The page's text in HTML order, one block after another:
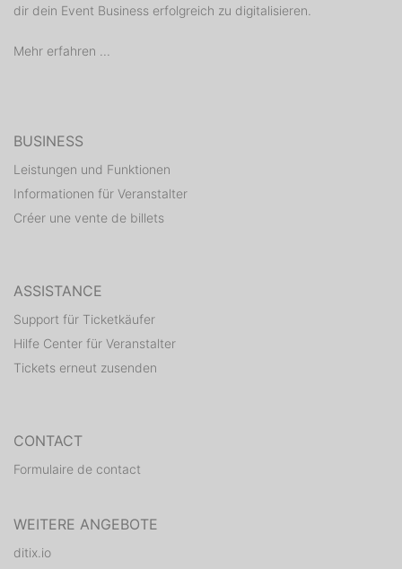
schnappt!
Wir haben 20 Freikarten für den Abend!
m.me/RonjaDnallo
via INSTAGRAM:
ronja_dnallo
Bitte nutzt ausschließlich das Formular deutscher
Diskotheken:
Check die Infos auf
fulda.de/infos/jobs
dir dein Event Business erfolgreich zu digitalisieren.
Mehr erfahren ...
BUSINESS
Leistungen und Funktionen
Informationen für Veranstalter
Créer une vente de billets
ASSISTANCE
Support für Ticketkäufer
Hilfe Center für Veranstalter
Tickets erneut zusenden
CONTACT
Formulaire de contact
WEITERE ANGEBOTE
ditix.io